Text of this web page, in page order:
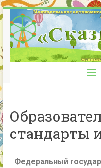
стандарты
Федеральный